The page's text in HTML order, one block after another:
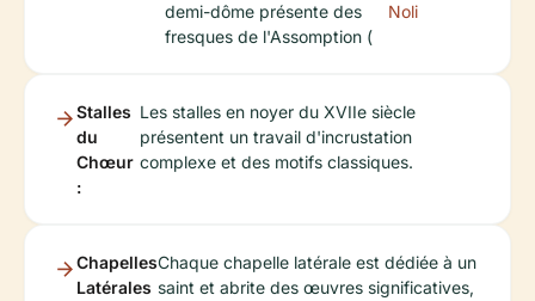
demi-dôme présente des
fresques de l'Assomption (
Noli
Stalles
du
Chœur
:
Les stalles en noyer du XVIIe siècle
présentent un travail d'incrustation
complexe et des motifs classiques.
Chapelles
Latérales
Chaque chapelle latérale est dédiée à un
saint et abrite des œuvres significatives,